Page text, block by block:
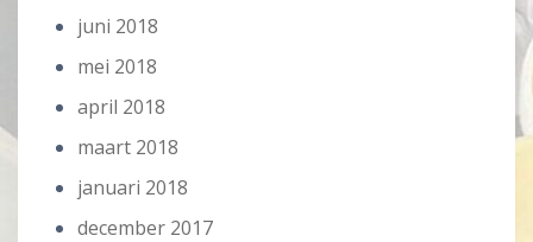
juni 2018
mei 2018
april 2018
maart 2018
januari 2018
december 2017